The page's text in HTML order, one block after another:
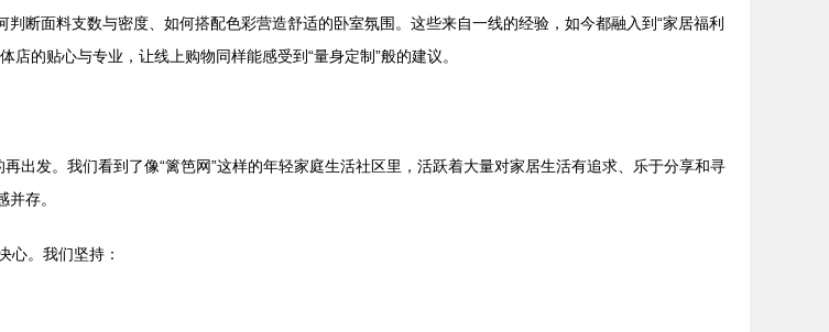
断面料支数与密度、如何搭配色彩营造舒适的卧室氛围。这些来自一线的经验，如今都融入到“家居福利
的贴心与专业，让线上购物同样能感受到“量身定制”般的建议。
出发。我们看到了像“篱笆网”这样的年轻家庭生活社区里，活跃着大量对家居生活有追求、乐于分享和寻
存。
心。我们坚持：